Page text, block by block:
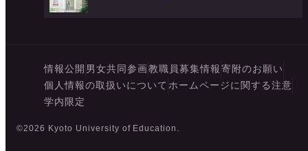
情報公開 男女共同参画教職員募集情報寄附のお願い
個人情報の取扱いについて ホームページに関する注意
学内限定
©2026 Kyoto University of Education.